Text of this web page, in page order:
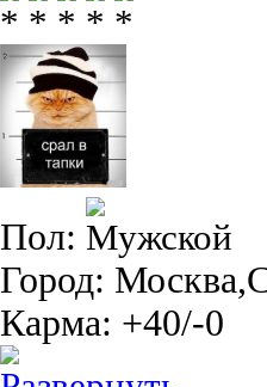
Пол:
Город:
Карма: +40/-0